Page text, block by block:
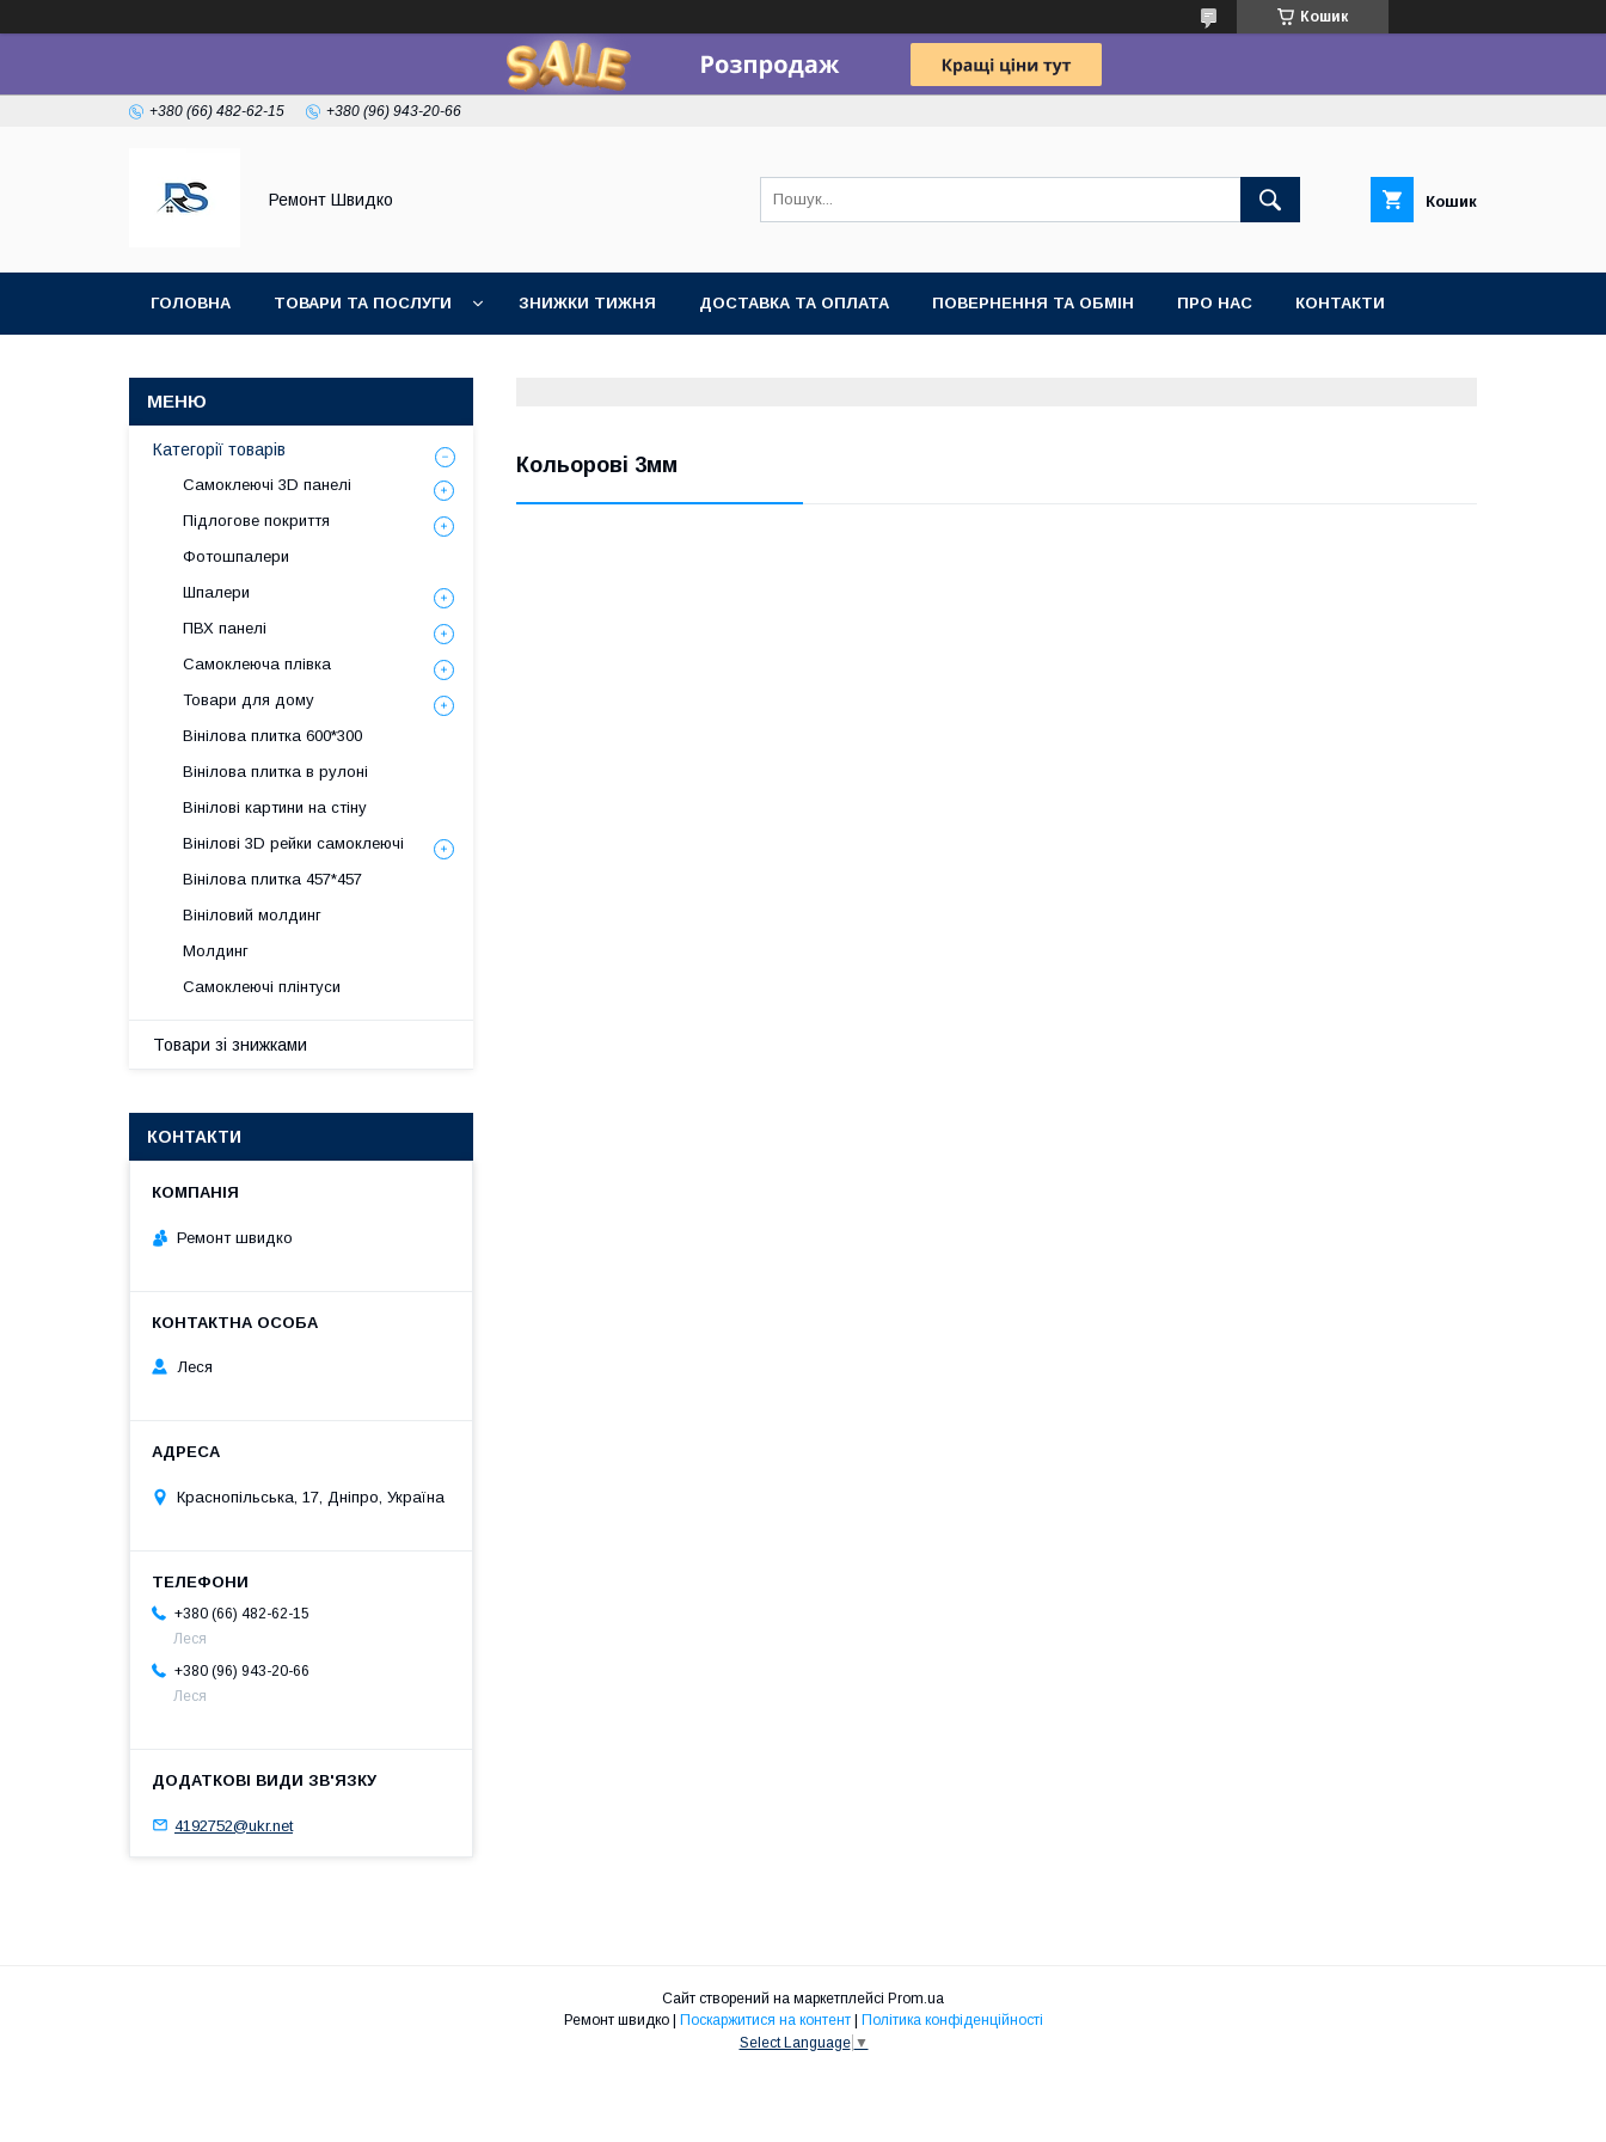
Кошик
+380 (66) 482-62-15 +380 (96) 943-20-66
Ремонт Швидко Кошик
ГОЛОВНА ТОВАРИ ТА ПОСЛУГИ ЗНИЖКИ ТИЖНЯ ДОСТАВКА ТА ОПЛАТА ПОВЕРНЕННЯ ТА ОБМІН ПРО НАС КОНТАКТИ
Кольорові 3мм
Категорії товарів
Самоклеючі 3D панелі
Підлогове покриття
Фотошпалери
Шпалери
ПВХ панелі
Самоклеюча плівка
Товари для дому
Вінілова плитка 600*300
Вінілова плитка в рулоні
Вінілові картини на стіну
Вінілові 3D рейки самоклеючі
Вінілова плитка 457*457
Вініловий молдинг
Молдинг
Самоклеючі плінтуси
Товари зі знижками
КОНТАКТИ
Ремонт швидко
Леся
Краснопільська, 17, Дніпро, Україна
+380 (66) 482-62-15
Леся
+380 (96) 943-20-66
Леся
4192752@ukr.net
Сайт створений на маркетплейсі Prom.ua
Поскаржитися на контент
Політика конфіденційності
Select Language ▼